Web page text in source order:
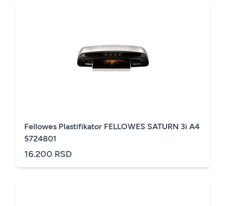
Fellowes Plastifikator FELLOWES SATURN 3i A4
5724801
16.200 RSD